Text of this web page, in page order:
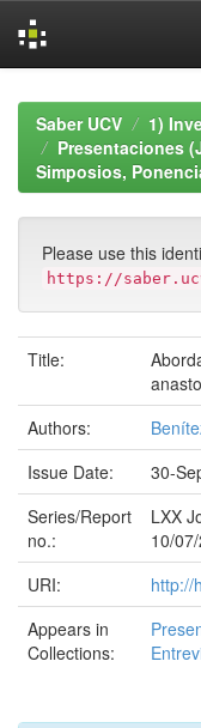
navigationSaber UCV
1)
Presentaciones
Simposios,
Please use this
https://
Title:
Authors:
Issue Date:
30-
Series/Report
no.:
LXX
10/
URI:
http://
Appears in
Collections: